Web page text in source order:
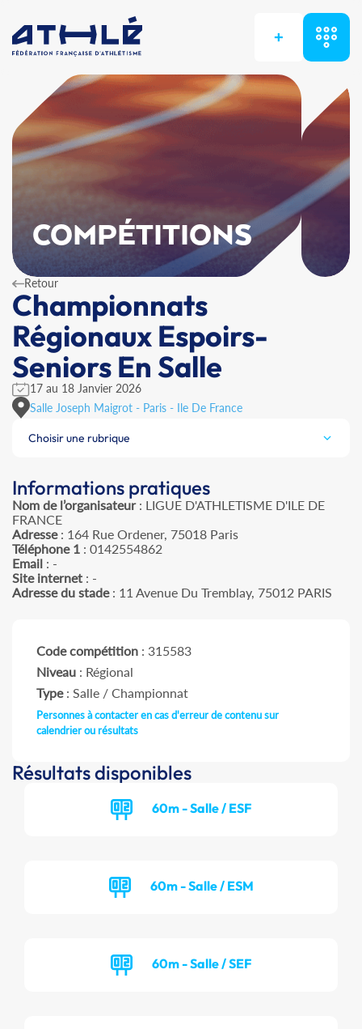
+
COMPÉTITIONS
Retour
Championnats
Régionaux Espoirs-
Seniors En Salle
17 au 18 Janvier 2026
Salle Joseph Maigrot - Paris - Ile De France
Choisir une rubrique
Informations pratiques
Nom de l’organisateur: LIGUE D'ATHLETISME D'ILE DE
FRANCE
Adresse: 164 Rue Ordener, 75018 Paris
Téléphone 1 : 0142554862
Email : -
Site internet : -
Adresse du stade: 11 Avenue Du Tremblay, 75012 PARIS
Code compétition : 315583
Niveau : Régional
Type: Salle / Championnat
Personnes à contacter en cas d'erreur de contenu sur
calendrier ou résultats
Résultats disponibles
60m - Salle / ESF
60m - Salle / ESM
60m - Salle / SEF